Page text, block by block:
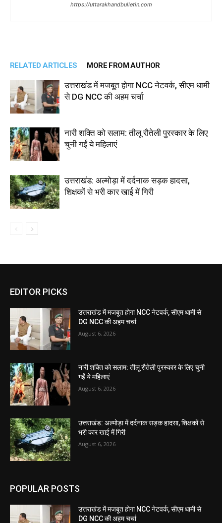
https://uttarakhandbulletin.com
RELATED ARTICLES MORE FROM AUTHOR
उत्तराखंड में मजबूत होगा NCC नेटवर्क, सीएम धामी
से DG NCC की अहम चर्चा
नारी शक्ति को सलाम: तीलू रौतेली पुरस्कार के लिए
चुनी गईं ये महिलाएं
उत्तराखंड: अल्मोड़ा में दर्दनाक सड़क हादसा,
शिक्षकों से भरी कार खाई में गिरी
EDITOR PICKS
उत्तराखंड में मजबूत होगा NCC नेटवर्क, सीएम धामी से
DG NCC की अहम चर्चा
August 6, 2026
नारी शक्ति को सलाम: तीलू रौतेली पुरस्कार के लिए चुनी
गईं ये महिलाएं
August 6, 2026
उत्तराखंड: अल्मोड़ा में दर्दनाक सड़क हादसा, शिक्षकों से
भरी कार खाई में गिरी
August 6, 2026
POPULAR POSTS
उत्तराखंड में मजबूत होगा NCC नेटवर्क, सीएम धामी से
DG NCC की अहम चर्चा